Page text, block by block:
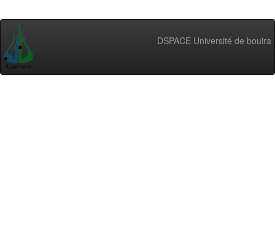
DSPACE Université de bouira